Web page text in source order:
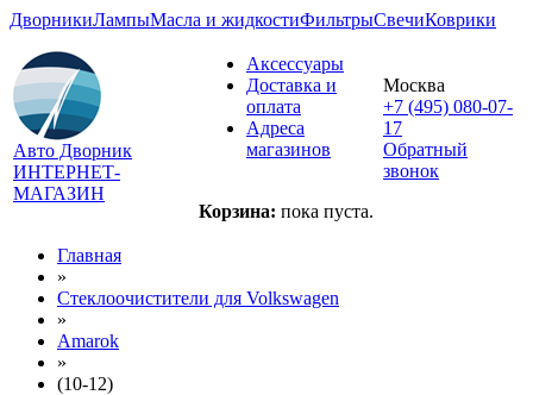
ДворникиЛампыМасла и жидкостиФильтрыСвечиКоврики
Авто Дворник
ИНТЕРНЕТ-
МАГАЗИН
Аксессуары
Доставка и
оплата
Адреса
магазинов
Корзина: пока пуста.
Москва
+7 (495) 080-07-
17
Обратный
звонок
Главная
»
Стеклоочистители для Volkswagen
»
Amarok
»
(10-12)